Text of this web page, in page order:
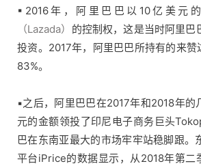
▪2016年，阿里巴巴以10亿美元
（Lazada） 的控制权，这是当时阿里巴
投资。2017年，阿里巴巴所持有的来赞
83%。
▪之后，阿里巴巴在2017年和2018年的
元的金额领投了印尼电子商务巨头
巴在东南亚最大的市场牢牢站稳脚跟。
平台iPrice的数据显示，从2018年第二